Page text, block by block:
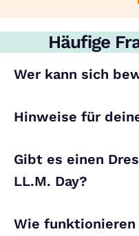
Häufige
Wer kann sich
Hinweise für
Gibt es einen
LL.M. Day?
Wie